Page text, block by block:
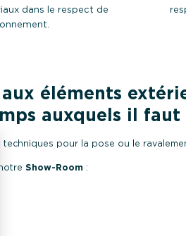
dans le respect de
aux éléments
auxquels il faut
pour la pose ou le
Show-Room :